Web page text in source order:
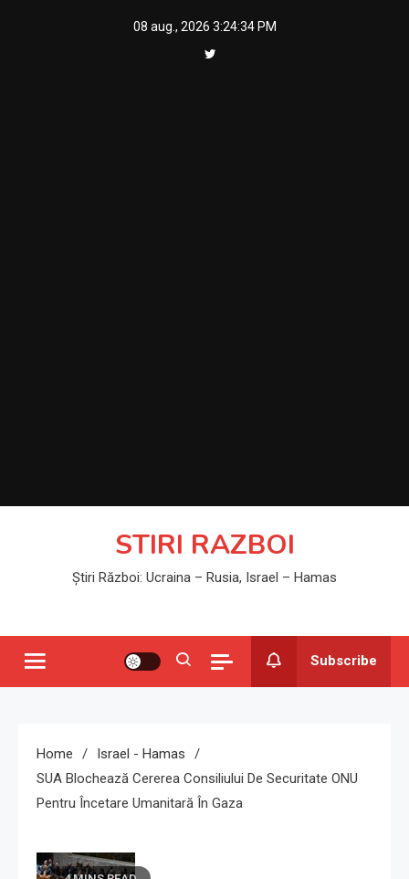
08 aug., 2026 3:24:35 PM
STIRI RAZBOI
Știri Război: Ucraina – Rusia, Israel – Hamas
Subscribe
Home
Israel - Hamas
SUA Blochează Cererea Consiliului De Securitate ONU
Pentru Încetare Umanitară În Gaza